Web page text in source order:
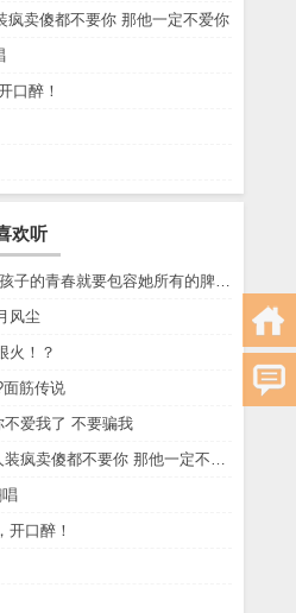
疯卖傻都不要你 那他一定不爱你
口醉！
欢听
风尘
火！？
面筋传说
爱我了 不要骗我
开口醉！